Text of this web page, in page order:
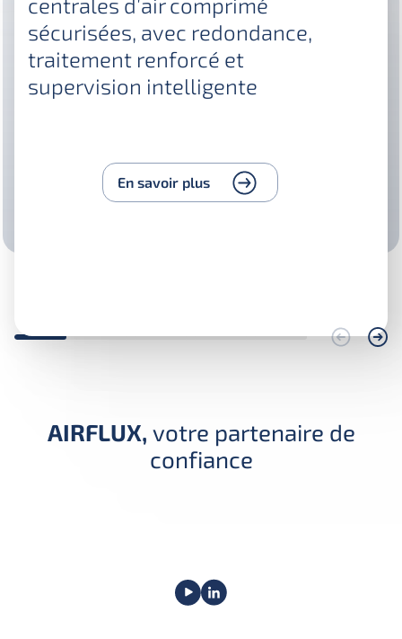
sécurisées, avec redondance,
traitement renforcé et
supervision intelligente
En savoir plus
AIRFLUX, votre partenaire de
confiance